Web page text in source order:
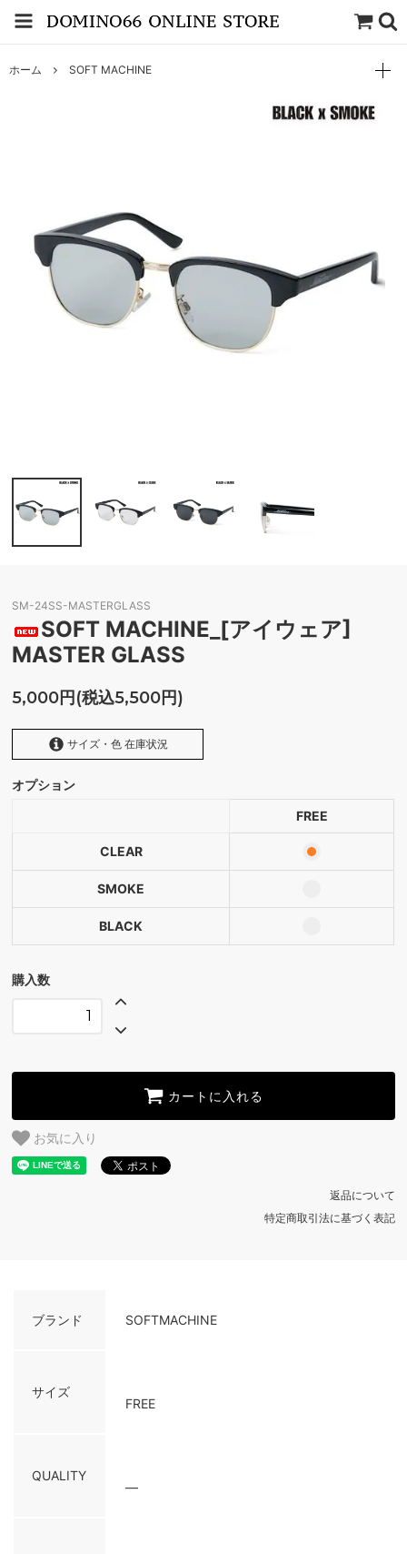
ホーム SOFT MACHINE
SM-24SS-MASTERGLASS
SOFT MACHINE_[アイウェア]
MASTER GLASS
5,000円(税込5,500円)
サイズ・色 在庫状況
CLEAR
SMOKE
オプション
FREE
CLEAR
SMOKE
BLACK
購入数
カートに入れる
お気に入り
返品について
特定商取引法に基づく表記
ブランド SOFTMACHINE
サイズ
FREE
QUALITY
―